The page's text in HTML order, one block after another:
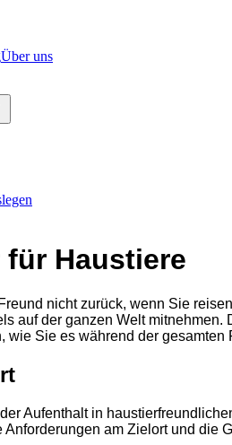
Über uns
Haustiere
nicht zurück, wenn Sie
auf der ganzen Welt
wie Sie es während der gesamten
Aufenthalt in
am Zielort und die